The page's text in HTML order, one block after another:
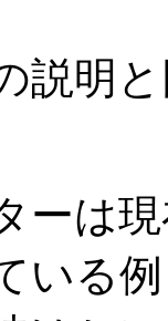
説明
ーは
いる